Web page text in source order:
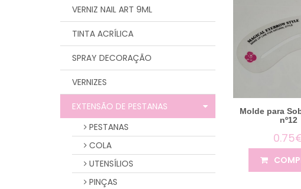
VERNIZ NAIL ART 9ML
TINTA ACRÍLICA
SPRAY DECORAÇÃO
VERNIZES
EXTENSÃO DE PESTANAS
PESTANAS
COLA
UTENSÍLIOS
PINÇAS
Molde para
nº12